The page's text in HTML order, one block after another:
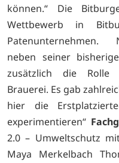
können.“ Die
Wettbewerb in
Patenunternehmen.
neben seiner
zusätzlich die Rolle
Brauerei. Es gab
hier die
experimentieren“
2.0 – Umweltschutz
Maya Merkelbach